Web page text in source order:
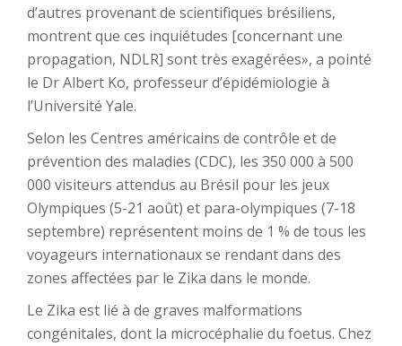
d’autres provenant de scientifiques brésiliens,
montrent que ces inquiétudes [concernant une
propagation, NDLR] sont très exagérées», a pointé
le Dr Albert Ko, professeur d’épidémiologie à
l’Université Yale.
Selon les Centres américains de contrôle et de
prévention des maladies (CDC), les 350 000 à 500
000 visiteurs attendus au Brésil pour les jeux
Olympiques (5-21 août) et para-olympiques (7-18
septembre) représentent moins de 1 % de tous les
voyageurs internationaux se rendant dans des
zones affectées par le Zika dans le monde.
Le Zika est lié à de graves malformations
congénitales, dont la microcéphalie du foetus. Chez